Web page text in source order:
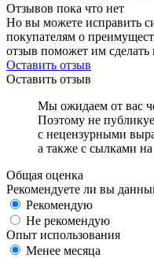
Отзывов пока что нет
Но вы можете исправить
покупателям о
отзыв поможет им сделать
Оставить отзыв
Оставить отзыв
Мы ожидаем от вас
Поэтому не
с нецензурными
а также с сылками
Общая оценка
Рекомендуете ли вы
Рекомендую
Не рекомендую
Опыт использования
Менее месяца